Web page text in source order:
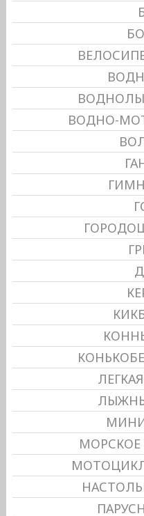
ВОДНО-